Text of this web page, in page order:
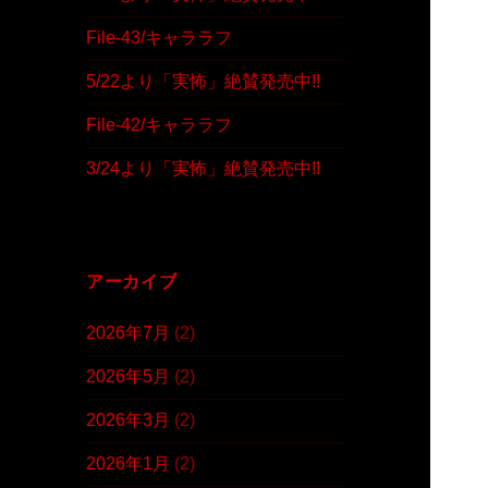
File-43/キャララフ
5/22より「実怖」絶賛発売中!!
File-42/キャララフ
3/24より「実怖」絶賛発売中!!
アーカイブ
2026年7月 (2)
2026年5月 (2)
2026年3月 (2)
2026年1月 (2)